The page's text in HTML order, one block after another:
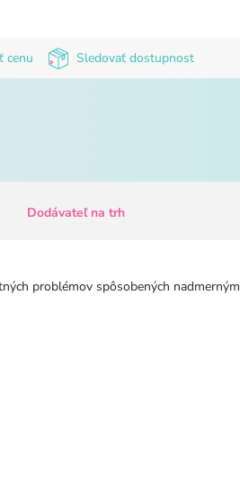
cenu Sledovať dostupnost
Dodávateľ na trh
problémov spôsobených nadmerným